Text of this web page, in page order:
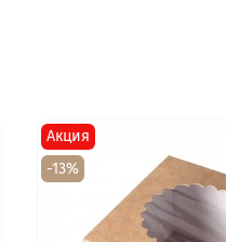
Акция
-13%